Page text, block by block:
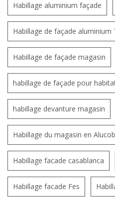
Habillage aluminium façade
Habillage de façade aluminium
Habillage de façade magasin
habillage de façade pour
habillage devanture magasin
Habillage du magasin en
Habillage facade casablanca
Habillage facade Fes